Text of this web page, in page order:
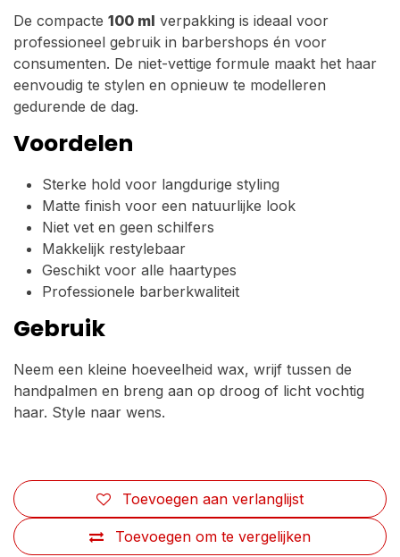
De compacte 100 ml verpakking is ideaal voor
professioneel gebruik in barbershops én voor
consumenten. De niet-vettige formule maakt het haar
eenvoudig te stylen en opnieuw te modelleren
gedurende de dag.
Voordelen
Sterke hold voor langdurige styling
Matte finish voor een natuurlijke look
Niet vet en geen schilfers
Makkelijk restylebaar
Geschikt voor alle haartypes
Professionele barberkwaliteit
Gebruik
Neem een kleine hoeveelheid wax, wrijf tussen de
handpalmen en breng aan op droog of licht vochtig
haar. Style naar wens.
Toevoegen om te vergelijken
Toevoegen aan verlanglijst